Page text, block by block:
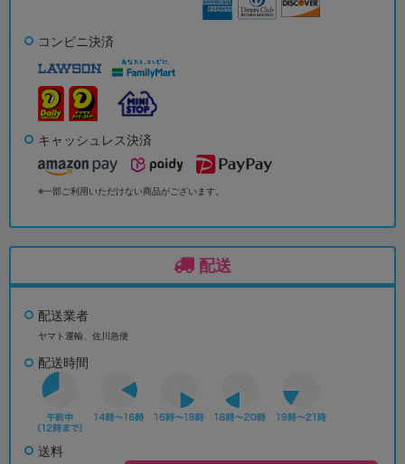
コンビニ決済
キャッシュレス決済
※一部ご利用いただけない商品がございます。
配送
配送業者
ヤマト運輸、佐川急便
配送時間
送料